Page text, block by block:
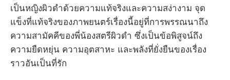
เป็นหญิงผิวดำด้วยความแท้จริงและความสง่างาม จุด
แข็งที่แท้จริงของภาพยนตร์เรื่องนี้อยู่ที่การพรรณนาถึง
ความสามัคคีของพี่น้องสตรีผิวดำ ซึ่งเป็นข้อพิสูจน์ถึง
ความยืดหยุ่น ความอุตสาหะ และพลังที่ยั่งยืนของเรื่อง
ราวอันเป็นที่รัก